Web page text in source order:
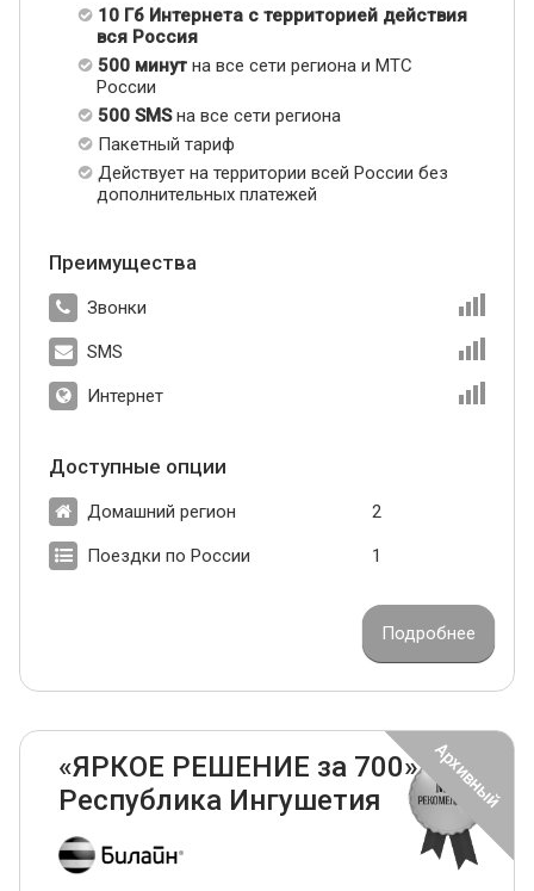
10 Гб Интернета с территорией действия
вся Россия
500 минут на все сети региона и МТС
России
500 SMSна все сети региона
Пакетный тариф
Действует на территории всей России без
дополнительных платежей
Преимущества
Звонки
SMS
Интернет
Доступные опции
Домашний регион 2
Поездки по России 1
Подробнее
«ЯРКОЕ РЕШЕНИЕ за 700»
Республика Ингушетия